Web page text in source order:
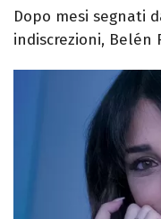
Dopo mesi segnati
indiscrezioni, Belén